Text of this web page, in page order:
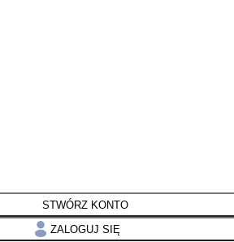
STWÓRZ KONTO
ZALOGUJ SIĘ